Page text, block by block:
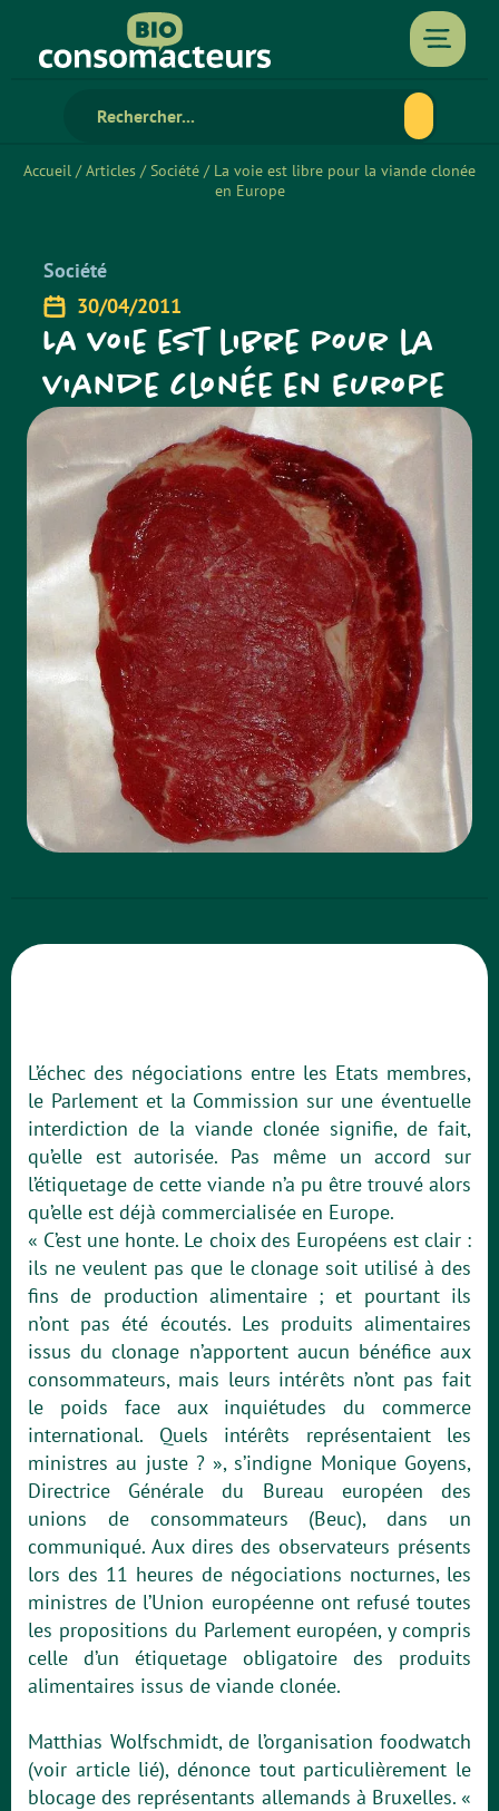
Accueil /Articles /Société / La voie est libre pour la viande clonée
en Europe
Société
30/04/2011
La voie est libre pour la
viande clonée en Europe
L’échec des négociations entre les Etats membres,
le Parlement et la Commission sur une éventuelle
interdiction de la viande clonée signifie, de fait,
qu’elle est autorisée. Pas même un accord sur
l’étiquetage de cette viande n’a pu être trouvé alors
qu’elle est déjà commercialisée en Europe.
« C’est une honte. Le choix des Européens est clair :
ils ne veulent pas que le clonage soit utilisé à des
fins de production alimentaire ; et pourtant ils
n’ont pas été écoutés. Les produits alimentaires
issus du clonage n’apportent aucun bénéfice aux
consommateurs, mais leurs intérêts n’ont pas fait
le poids face aux inquiétudes du commerce
international. Quels intérêts représentaient les
ministres au juste ? », s’indigne Monique Goyens,
Directrice Générale du Bureau européen des
unions de consommateurs (Beuc), dans un
communiqué. Aux dires des observateurs présents
lors des 11 heures de négociations nocturnes, les
ministres de l’Union européenne ont refusé toutes
les propositions du Parlement européen, y compris
celle d’un étiquetage obligatoire des produits
alimentaires issus de viande clonée.
Matthias Wolfschmidt, de l’organisation foodwatch
(voir article lié), dénonce tout particulièrement le
blocage des représentants allemands à Bruxelles. «